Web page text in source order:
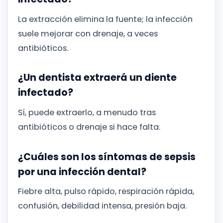
La extracción elimina la fuente; la infección
suele mejorar con drenaje, a veces
antibióticos.
¿Un dentista extraerá un diente
infectado?
Sí, puede extraerlo, a menudo tras
antibióticos o drenaje si hace falta.
¿Cuáles son los síntomas de sepsis
por una infección dental?
Fiebre alta, pulso rápido, respiración rápida,
confusión, debilidad intensa, presión baja.